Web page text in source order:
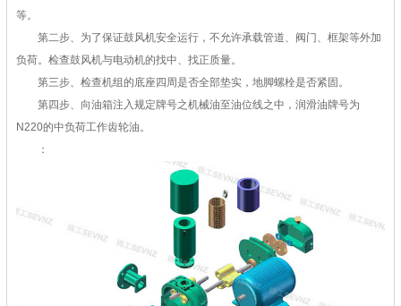
等。
第二步、为了保证鼓风机安全运行，不允许承载管道、阀门、框架等外加
负荷。检查鼓风机与电动机的找中、找正质量。
第三步、检查机组的底座四周是否全部垫实，地脚螺栓是否紧固。
第四步、向油箱注入规定牌号之机械油至油位线之中，润滑油牌号为
N220的中负荷工作齿轮油。
：